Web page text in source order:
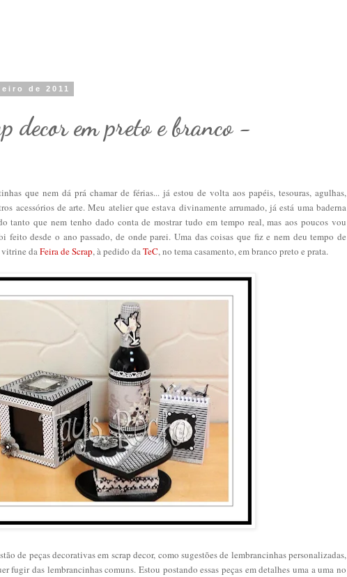
de 2011
decor em preto e branco -
que nem dá prá chamar de férias... já estou de volta aos papéis, tesouras, agulhas,
acessórios de arte. Meu atelier que estava divinamente arrumado, já está uma baderna
tanto que nem tenho dado conta de mostrar tudo em tempo real, mas aos poucos vou
feito desde o ano passado, de onde parei. Uma das coisas que fiz e nem deu tempo de
vitrine daFeira de Scrap, à pedido daTeC, no tema casamento, em branco preto e prata.
de peças decorativas em scrap decor, como sugestões de lembrancinhas personalizadas,
fugir das lembrancinhas comuns. Estou postando essas peças em detalhes uma a uma no